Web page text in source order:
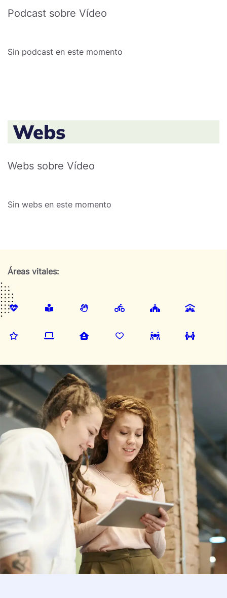
Podcast sobre Vídeo
Sin podcast en este momento
Webs
Webs sobre Vídeo
Sin webs en este momento
Áreas vitales: